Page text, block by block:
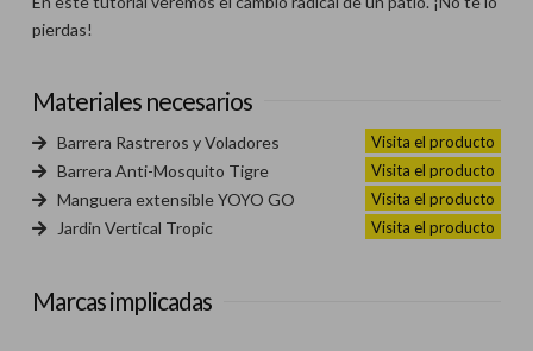
pierdas!
Materiales necesarios
Barrera Rastreros y Voladores Visita el producto
Barrera Anti-Mosquito Tigre Visita el producto
Manguera extensible YOYO GO Visita el producto
Jardin Vertical Tropic Visita el producto
Marcas implicadas